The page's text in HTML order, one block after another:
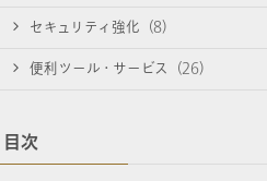
セキュリティ強化 (8)
便利ツール・サービス (26)
目次